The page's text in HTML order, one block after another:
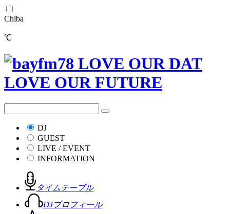
Chiba
℃
DJ
GUEST
LIVE / EVENT
INFORMATION
タイムテーブル
DJプロフィール